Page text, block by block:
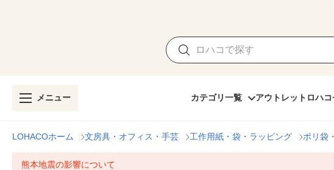
メニュー カテゴリ一覧 アウトレット ロハ
LOHACOホーム 文房具・オフィス・手芸 工作用紙・袋・ラッピング ポリ袋
熊本地震の影響について